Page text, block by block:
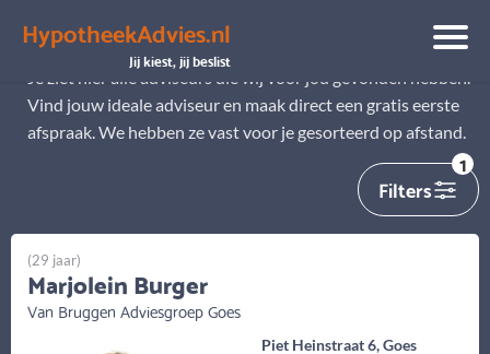
HypotheekAdvies.nl
Jij kiest, jij beslist
Alle adviseurs
Je ziet hier alle adviseurs die wij voor jou gevonden hebben.
Vind jouw ideale adviseur en maak direct een gratis eerste
afspraak. We hebben ze vast voor je gesorteerd op afstand.
Filters
1
Piet Heinstraat 6, Goes
(29 jaar)
Marjolein Burger
Van Bruggen Adviesgroep Goes